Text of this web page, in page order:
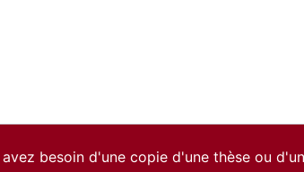
besoin d'une copie d'une thèse ou